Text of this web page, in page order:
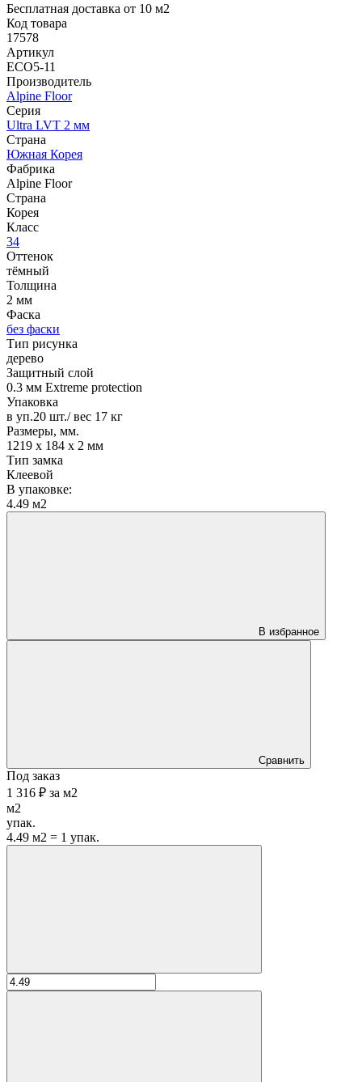
Бесплатная доставка от 10 м2
Код товара
17578
Артикул
ЕСО5-11
Производитель
Alpine Floor
Серия
Ultra LVT 2 мм
Страна
Южная Корея
Фабрика
Alpine Floor
Страна
Корея
Класс
34
Оттенок
тёмный
Толщина
2 мм
Фаска
без фаски
Тип рисунка
дерево
Защитный слой
0.3 мм Extreme protection
Упаковка
в уп.20 шт./ вес 17 кг
Размеры, мм.
1219 х 184 х 2 мм
Тип замка
Клеевой
В упаковке:
4.49 м2
В избранное
Сравнить
Под заказ
1 316 ₽ за м2
м2
упак.
4.49 м2 = 1 упак.